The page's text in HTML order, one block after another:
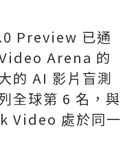
Preview 已通
Arena 的
的 AI 影片盲測
全球第 6 名，與
Video 處於同一